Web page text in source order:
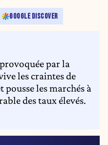
GOOGLE DISCOVER
par la
les craintes de
les marchés à
des taux élevés.